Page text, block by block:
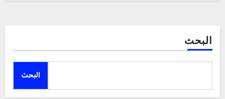
البحث
البحث